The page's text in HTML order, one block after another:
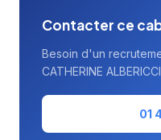
Contacter ce
Besoin d'un
CATHERINE
01